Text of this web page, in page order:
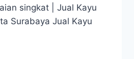
singkat | Jual Kayu
Surabaya Jual Kayu